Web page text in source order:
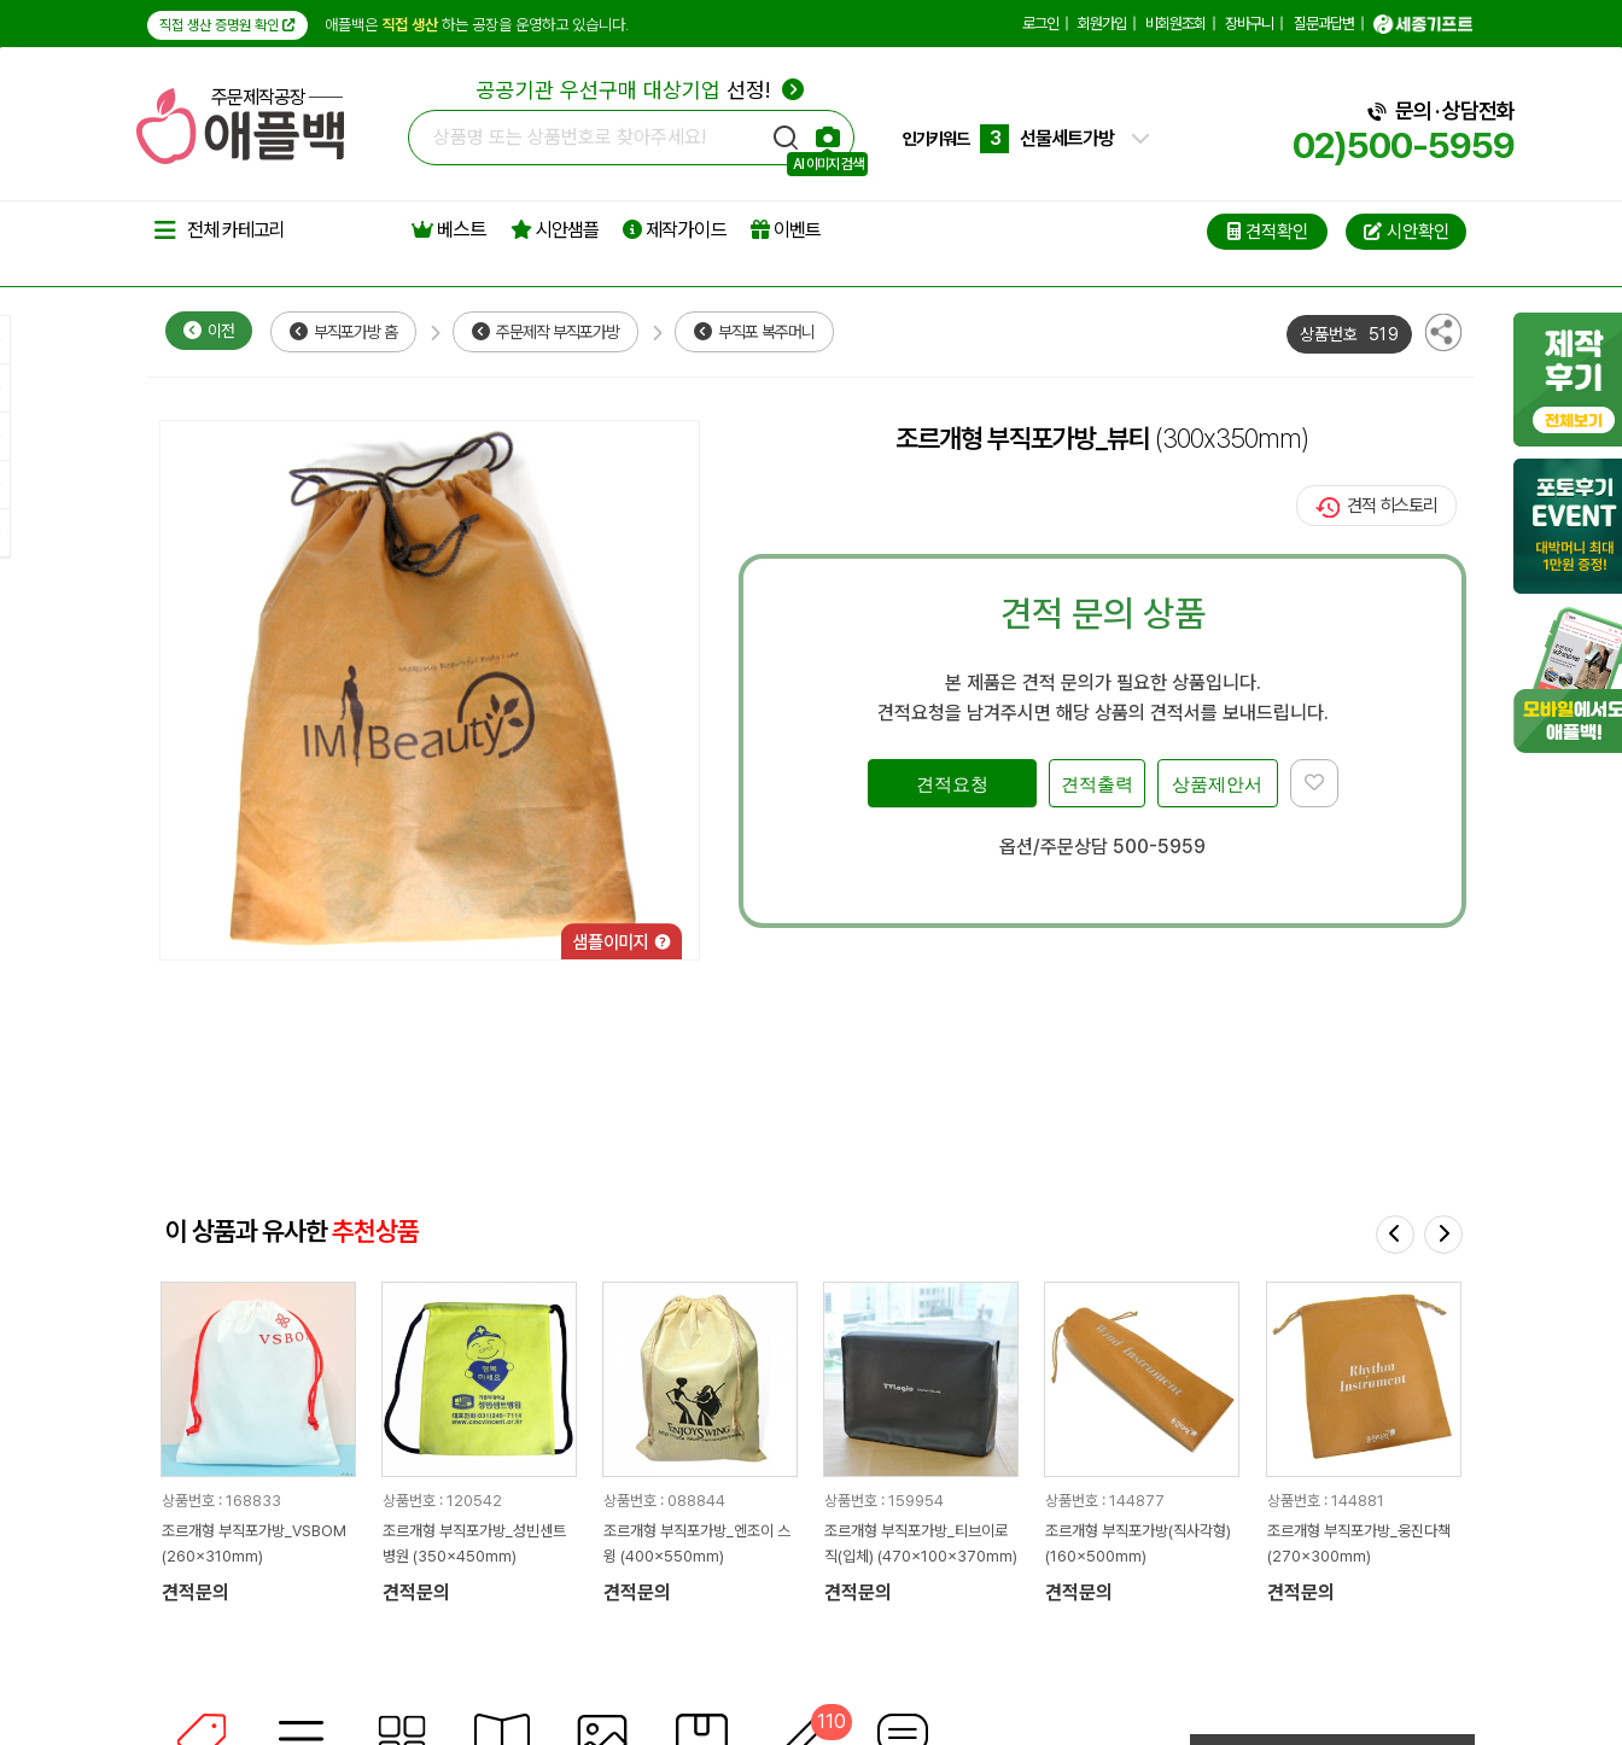
직접 생산 증명원 확인 애플백은 직접 생산하는 공장을 운영하고 있습니다. 로그인 회원가입 비회원조회 장바구니 질문과답변
주문제작공장 공공기관 우선구매 대상기업 선정!
AI 이미지 검색
인기키워드
1
에코백
3
선물세트가방
10
문의 · 상담전화
02)500-5959
전체 카테고리 베스트 시안샘플 제작가이드 이벤트 견적확인 시안확인
이전 부직포가방 홈 주문제작 부직포가방 부직포 복주머니 상품번호 519
조르개형 부직포가방_뷰티 (300x350mm)
견적 히스토리
견적 문의 상품
본 제품은 견적 문의가 필요한 상품입니다.
견적요청을 남겨주시면 해당 상품의 견적서를 보내드립니다.
견적요청 상품제안서
견적출력
옵션/주문상담 500-5959
이 상품과 유사한추천상품
상품번호 : 168833
조르개형 부직포가방_VSBOM
(260x310mm)
견적문의
상품번호 : 120542
조르개형 부직포가방_성빈센트
병원 (350x450mm)
견적문의
상품번호 : 088844
조르개형 부직포가방_엔조이 스
윙 (400x550mm)
견적문의
상품번호 : 159954
조르개형 부직포가방_티브이로
직(입체) (470x100x370mm)
견적문의
상품번호 : 144877
조르개형 부직포가방(직사각형)
(160x500mm)
견적문의
상품번호 : 144881
조르개형 부직포가방_웅진다책
(270x300mm)
견적문의
110